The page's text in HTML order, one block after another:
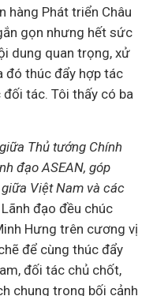
hàng Phát triển Châu
gọn nhưng hết sức
dung quan trọng, xử
đó thúc đẩy hợp tác
tác. Tôi thấy có ba
Thủ tướng Chính
đạo ASEAN, góp
Việt Nam và các
đạo đều chúc
Hưng trên cương vị
để cùng thúc đẩy
đối tác chủ chốt,
chung trong bối cảnh